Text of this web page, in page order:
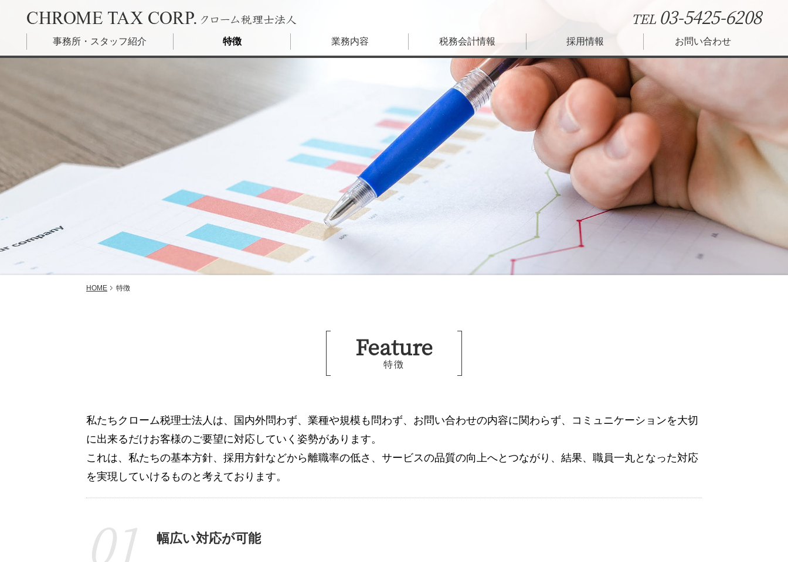
東京都港区のクローム税理士法人 – 税務調査に強い税理士
TEL 03-5425-6208
事務所・スタッフ紹介 特徴 業務内容
外資系向けサービス
税務調査対策
税務会計情報
やさしい税務会計ニュース
旬の特集
会話形式で楽しく学ぶ税務基礎講座
WORDでそのまま使える経理総務書式集
経理総務担当者のための今月のお仕事カレンダー
採用情報 お問い合わせ
HOME 特徴
Feature
特徴
私たちクローム税理士法人は、国内外問わず、業種や規模も問わず、お問い合わせの内容に関わらず、コミュニケーションを大切
に出来るだけお客様のご要望に対応していく姿勢があります。
これは、私たちの基本方針、採用方針などから離職率の低さ、サービスの品質の向上へとつながり、結果、職員一丸となった対応
を実現していけるものと考えております。
幅広い対応が可能